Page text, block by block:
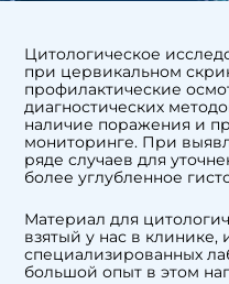
Цитологическое
при цервикальном
профилактические
диагностических
наличие поражения и
мониторинге. При
ряде случаев для
более углубленное
Материал для
взятый у нас в клинике,
специализированных
большой опыт в этом